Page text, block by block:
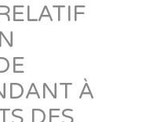
À